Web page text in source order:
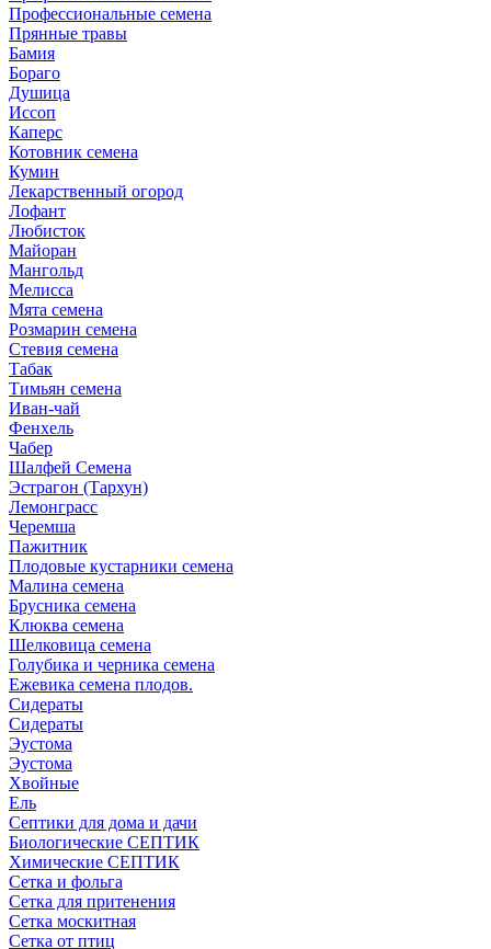
Профессиональные семена
Прянные травы
Бамия
Бораго
Душица
Иссоп
Каперс
Котовник семена
Кумин
Лекарственный огород
Лофант
Любисток
Майоран
Мангольд
Мелисса
Мята семена
Розмарин семена
Стевия семена
Табак
Тимьян семена
Иван-чай
Фенхель
Чабер
Шалфей Семена
Эстрагон (Тархун)
Лемонграсс
Черемша
Пажитник
Плодовые кустарники семена
Малина семена
Брусника семена
Клюква семена
Шелковица семена
Голубика и черника семена
Ежевика семена плодов.
Сидераты
Сидераты
Эустома
Эустома
Хвойные
Ель
Септики для дома и дачи
Биологические СЕПТИК
Химические СЕПТИК
Сетка и фольга
Сетка для притенения
Сетка москитная
Сетка от птиц